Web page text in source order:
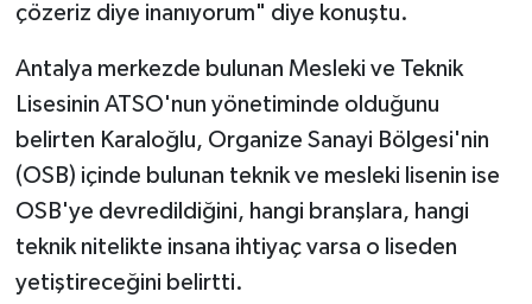
çözeriz diye inanıyorum" diye konuştu.
Antalya merkezde bulunan Mesleki ve Teknik
Lisesinin ATSO'nun yönetiminde olduğunu
belirten Karaloğlu, Organize Sanayi Bölgesi'nin
(OSB) içinde bulunan teknik ve mesleki lisenin ise
OSB'ye devredildiğini, hangi branşlara, hangi
teknik nitelikte insana ihtiyaç varsa o liseden
yetiştireceğini belirtti.